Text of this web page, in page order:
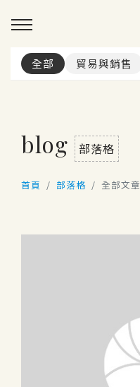
全部 貿易與銷售
blog 部落格
首頁 部落格 全部文章